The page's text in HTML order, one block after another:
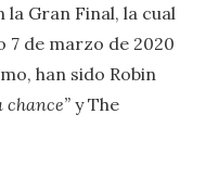
Gran Final, la cual
7 de marzo de 2020
han sido Robin
chance”y The